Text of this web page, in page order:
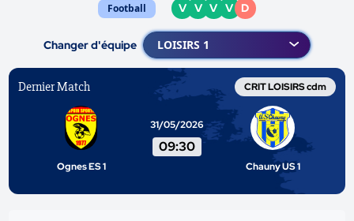
Football V V V V D
Changer d'équipe
Dernier Match CRIT LOISIRS cdm
Ognes ES 1
31/05/2026
09:30
Chauny US 1